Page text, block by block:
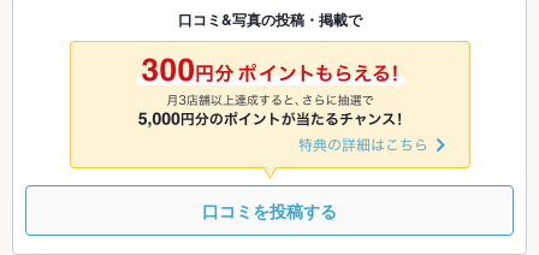
◎ ◎ ◎
9/7
◎ ◎ ◎ ◎
口コミ&写真の投稿・掲載で
口コミを投稿する